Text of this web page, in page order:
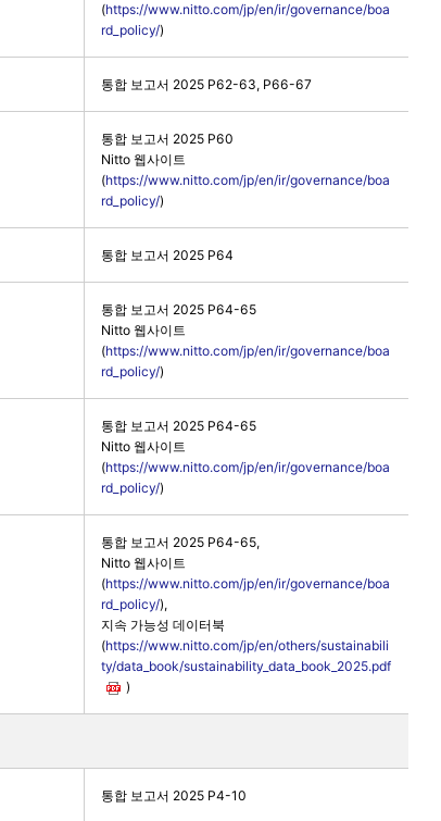
(https://www.nitto.com/jp/en/ir/governance/boa
rd_policy/)
통합 보고서 2025 P62-63, P66-67
통합 보고서 2025 P60
Nitto 웹사이트
(https://www.nitto.com/jp/en/ir/governance/boa
rd_policy/)
통합 보고서 2025 P64
통합 보고서 2025 P64-65
Nitto 웹사이트
(https://www.nitto.com/jp/en/ir/governance/boa
rd_policy/)
통합 보고서 2025 P64-65
Nitto 웹사이트
(https://www.nitto.com/jp/en/ir/governance/boa
rd_policy/)
통합 보고서 2025 P64-65,
Nitto 웹사이트
(https://www.nitto.com/jp/en/ir/governance/boa
rd_policy/),
지속 가능성 데이터북
(https://www.nitto.com/jp/en/others/sustainabili
ty/data_book/sustainability_data_book_2025.pdf
)
통합 보고서 2025 P4-10